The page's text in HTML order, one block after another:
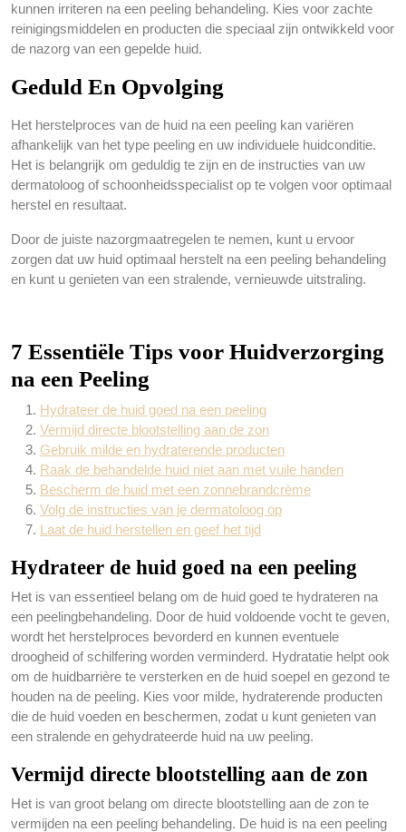
kunnen irriteren na een peeling behandeling. Kies voor zachte
reinigingsmiddelen en producten die speciaal zijn ontwikkeld voor
de nazorg van een gepelde huid.
Geduld En Opvolging
Het herstelproces van de huid na een peeling kan variëren
afhankelijk van het type peeling en uw individuele huidconditie.
Het is belangrijk om geduldig te zijn en de instructies van uw
dermatoloog of schoonheidsspecialist op te volgen voor optimaal
herstel en resultaat.
Door de juiste nazorgmaatregelen te nemen, kunt u ervoor
zorgen dat uw huid optimaal herstelt na een peeling behandeling
en kunt u genieten van een stralende, vernieuwde uitstraling.
7 Essentiële Tips voor Huidverzorging
na een Peeling
Hydrateer de huid goed na een peeling
Vermijd directe blootstelling aan de zon
Gebruik milde en hydraterende producten
Raak de behandelde huid niet aan met vuile handen
Bescherm de huid met een zonnebrandcrème
Volg de instructies van je dermatoloog op
Laat de huid herstellen en geef het tijd
Hydrateer de huid goed na een peeling
Het is van essentieel belang om de huid goed te hydrateren na
een peelingbehandeling. Door de huid voldoende vocht te geven,
wordt het herstelproces bevorderd en kunnen eventuele
droogheid of schilfering worden verminderd. Hydratatie helpt ook
om de huidbarrière te versterken en de huid soepel en gezond te
houden na de peeling. Kies voor milde, hydraterende producten
die de huid voeden en beschermen, zodat u kunt genieten van
een stralende en gehydrateerde huid na uw peeling.
Vermijd directe blootstelling aan de zon
Het is van groot belang om directe blootstelling aan de zon te
vermijden na een peeling behandeling. De huid is na een peeling